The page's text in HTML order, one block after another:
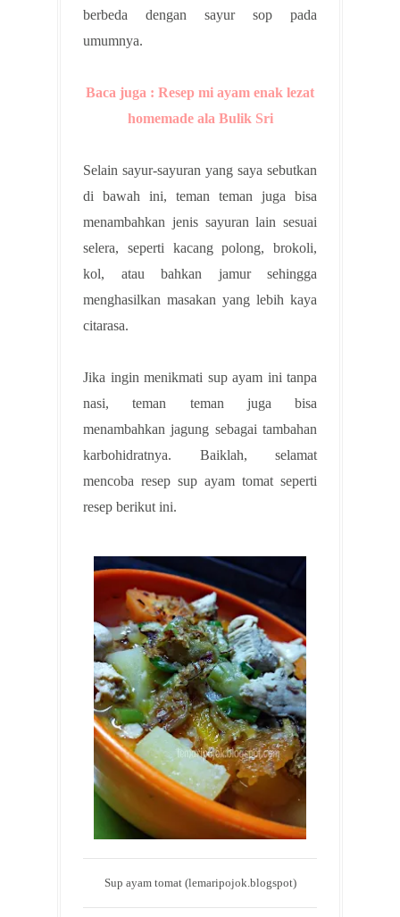
berbeda dengan sayur sop pada
umumnya.
Baca juga : Resep mi ayam enak lezat
homemade ala Bulik Sri
Selain sayur-sayuran yang saya sebutkan
di bawah ini, teman teman juga bisa
menambahkan jenis sayuran lain sesuai
selera, seperti kacang polong, brokoli,
kol, atau bahkan jamur sehingga
menghasilkan masakan yang lebih kaya
citarasa.
Jika ingin menikmati sup ayam ini tanpa
nasi, teman teman juga bisa
menambahkan jagung sebagai tambahan
karbohidratnya. Baiklah, selamat
mencoba resep sup ayam tomat seperti
resep berikut ini.
Sup ayam tomat (lemaripojok.blogspot)